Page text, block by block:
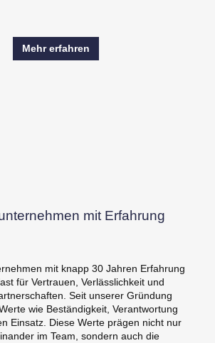
Mehr erfahren
mit Erfahrung
mit knapp 30 Jahren Erfahrung
für Vertrauen, Verlässlichkeit und
Seit unserer Gründung
wie Beständigkeit, Verantwortung
Einsatz. Diese Werte prägen nicht nur
im Team, sondern auch die